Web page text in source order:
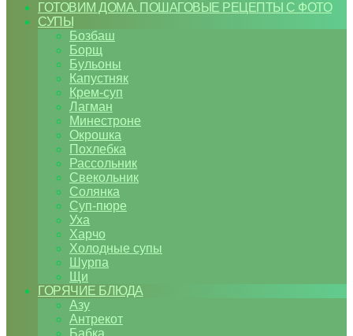
ГОТОВИМ ДОМА. ПОШАГОВЫЕ РЕЦЕПТЫ С ФОТО
СУПЫ
Бозбаш
Борщ
Бульоны
Капустняк
Крем-суп
Лагман
Минестроне
Окрошка
Похлебка
Рассольник
Свекольник
Солянка
Суп-пюре
Уха
Харчо
Холодные супы
Шурпа
Щи
ГОРЯЧИЕ БЛЮДА
Азу
Антрекот
Бабка